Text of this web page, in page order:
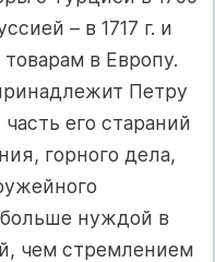
– в 1717 г. и
в Европу.
Петру
его стараний
горного дела,
нуждой в
чем стремлением